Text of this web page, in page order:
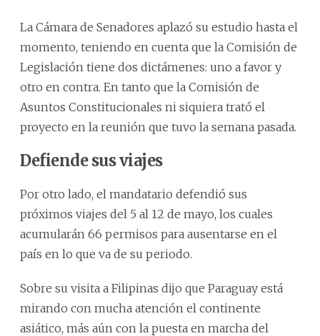
La Cámara de Senadores aplazó su estudio hasta el
momento, teniendo en cuenta que la Comisión de
Legislación tiene dos dictámenes: uno a favor y
otro en contra. En tanto que la Comisión de
Asuntos Constitucionales ni siquiera trató el
proyecto en la reunión que tuvo la semana pasada.
Defiende sus viajes
Por otro lado, el mandatario defendió sus
próximos viajes del 5 al 12 de mayo, los cuales
acumularán 66 permisos para ausentarse en el
país en lo que va de su periodo.
Sobre su visita a Filipinas dijo que Paraguay está
mirando con mucha atención el continente
asiático, más aún con la puesta en marcha del